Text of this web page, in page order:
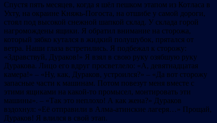
Спустя пять месяцев, когда я шёл пешком этапом из Котласа в
Ухту, на окраине Княжь-Погоста, на отшибе у самой дороги,
стоял под высокой снежной шапкой склад. У склада горой
нагромождены ящики. Я обратил внимание на сторожа,
который зябко кутался в жидкий полушубок, прятался от
ветра. Наши глаза встретились. Я подбежал к сторожу:
«Здравствуй, Дураков!» Я взял в свою руку озябшую руку
Дуракова. Лицо его вдруг просветлело: «А, девятнадцатая
камера!» – «Ну, как, Дураков, устроился?» – «Да вот сторожу
запасные части к машинам. Потом повезут меня вместе с
этими ящиками на какой-то промысел, монтировать эти
машины». – «Так это неплохо! А как жена?» Дураков
вздохнул: «Её отправили в Алма-атинские лагеря…» Прощай,
Дураков! Я влился в свой этап.